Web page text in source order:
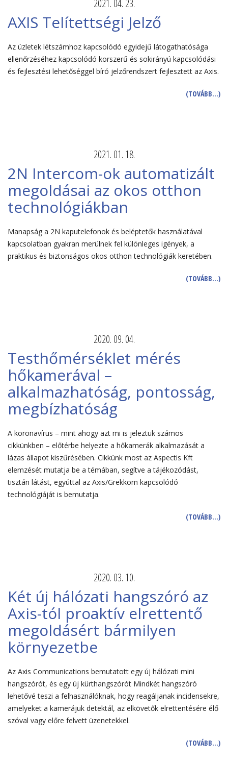
AXIS Telítettségi Jelző
Az üzletek létszámhoz kapcsolódó egyidejű látogathatósága
ellenőrzéséhez kapcsolódó korszerű és sokirányú kapcsolódási
és fejlesztési lehetőséggel bíró jelzőrendszert fejlesztett az Axis.
(TOVÁBB…)
2021. 01. 18.
2N Intercom-ok automatizált
megoldásai az okos otthon
technológiákban
Manapság a 2N kaputelefonok és beléptetők használatával
kapcsolatban gyakran merülnek fel különleges igények, a
praktikus és biztonságos okos otthon technológiák keretében.
(TOVÁBB…)
2020. 09. 04.
Testhőmérséklet mérés
hőkamerával –
alkalmazhatóság, pontosság,
megbízhatóság
A koronavírus – mint ahogy azt mi is jeleztük számos
cikkünkben – előtérbe helyezte a hőkamerák alkalmazását a
lázas állapot kiszűrésében. Cikkünk most az Aspectis Kft
elemzését mutatja be a témában, segítve a tájékozódást,
tisztán látást, egyúttal az Axis/Grekkom kapcsolódó
technológiáját is bemutatja.
(TOVÁBB…)
2020. 03. 10.
Két új hálózati hangszóró az
Axis-tól proaktív elrettentő
megoldásért bármilyen
környezetbe
Az Axis Communications bemutatott egy új hálózati mini
hangszórót, és egy új kürthangszórót Mindkét hangszóró
lehetővé teszi a felhasználóknak, hogy reagáljanak incidensekre,
amelyeket a kamerájuk detektál, az elkövetők elrettentésére élő
szóval vagy előre felvett üzenetekkel.
(TOVÁBB…)